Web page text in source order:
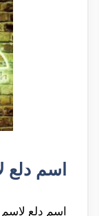
اسم دلع
اسم دلع